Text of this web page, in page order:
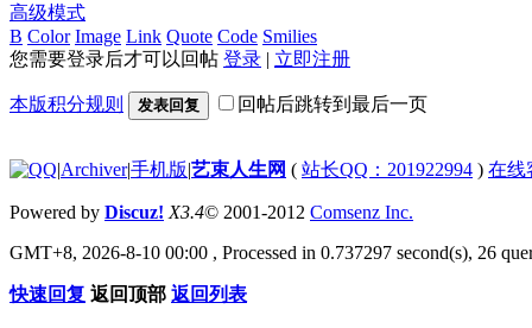
高级模式
B Color Image Link Quote Code Smilies
您需要登录后才可以回帖 登录 | 立即注册
本版积分规则 发表回复 回帖后跳转到最后一页
|Archiver|手机版|艺束人生网 ( 站长QQ：201922994 ) 在线
Powered by Discuz! X3.4© 2001-2012 Comsenz Inc.
GMT+8, 2026-8-10 00:00 , Processed in 0.737297 second(s), 26
快速回复 返回顶部 返回列表